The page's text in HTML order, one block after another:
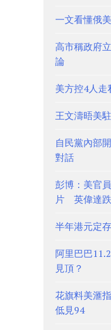
一文看懂俄
高市稱政府
論
美方控4人走
王文濤晤美
自民黨內部
對話
彭博：美官
片 英偉達
半年港元定
阿里巴巴
見頂？
花旗料美滙
低見94